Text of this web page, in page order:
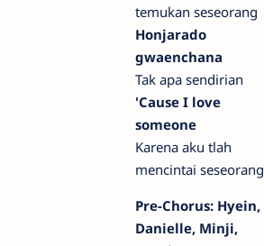
temukan seseorang
Honjarado
gwaenchana
Tak apa sendirian
'Cause I love
someone
Karena aku tlah
mencintai seseorang
Pre-Chorus: Hyein,
Danielle, Minji,